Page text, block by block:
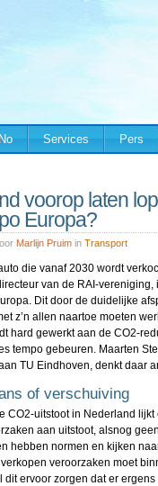
Services Pers
voorop laten
Europa?
Marlijn Pruim in Transport
die vanaf 2030 wordt
van de RAI-
Dit door de duidelijke
z’n allen naartoe moeten
hard gewerkt aan de CO2-
tempo gebeuren. Maarten
TU Eindhoven, denkt daar
of verschuiving
CO2-uitstoot in Nederland
aan uitstoot, alsnog
hebben normen en kijken
veroorzaken moet
dit ervoor zorgen dat er